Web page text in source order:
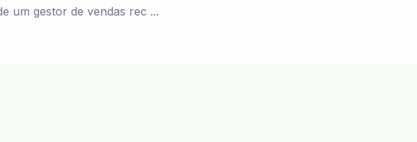
um gestor de vendas rec ...